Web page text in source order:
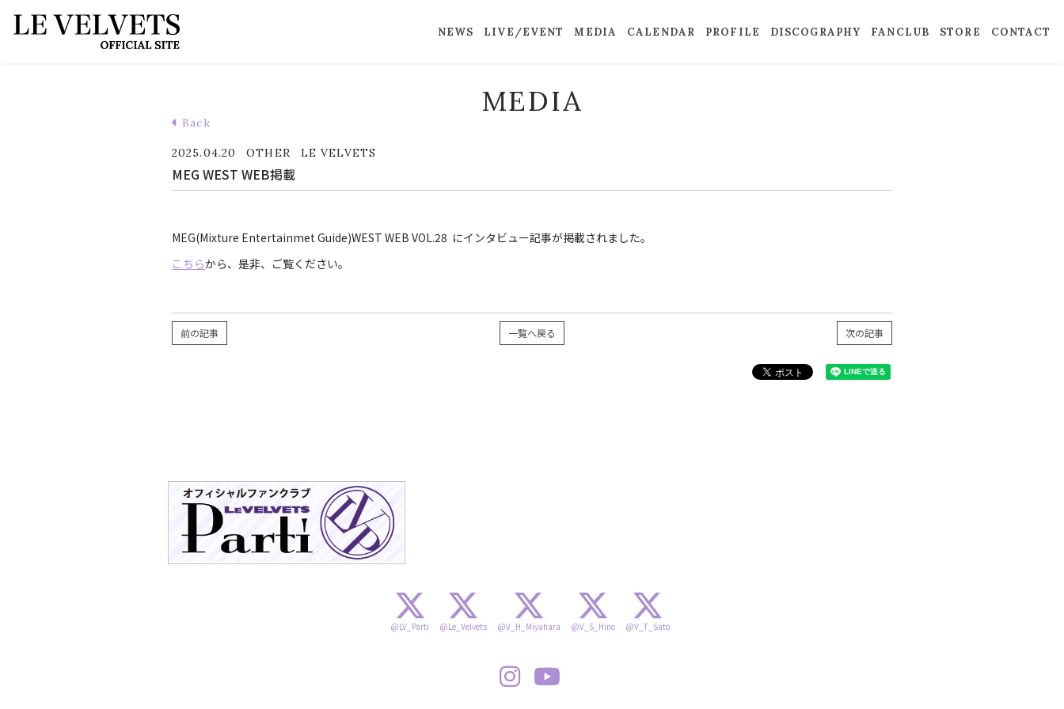
NEWS LIVE/EVENT MEDIA CALENDAR PROFILE DISCOGRAPHY FANCLUB STORE CONTACT
MEDIA
Back
2025.04.20 OTHER LE VELVETS
MEG WEST WEB掲載
MEG(Mixture Entertainmet Guide)WEST WEB VOL.28 にインタビュー記事が掲載されました。
こちらから、是非、ご覧ください。
次の記事
一覧へ戻る
前の記事
@LV_Parti @Le_Velvets @V_H_Miyahara @V_S_Hino @V_T_Sato